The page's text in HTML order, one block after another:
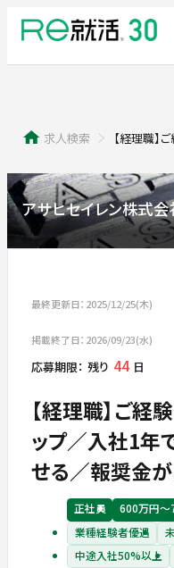
求人検索 【経理職】
アサヒセイレン株式会
最終更新日：2025/12/25(木)
掲載終了日：2026/09/23(水)
応募期限： 残り 44 日
【経理職】ご経
ップ／入社1年
せる／報奨金
正社員 600万円〜
業種経験者優遇
中途入社50%以上